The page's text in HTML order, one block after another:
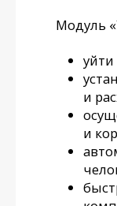
Модуль
и
и